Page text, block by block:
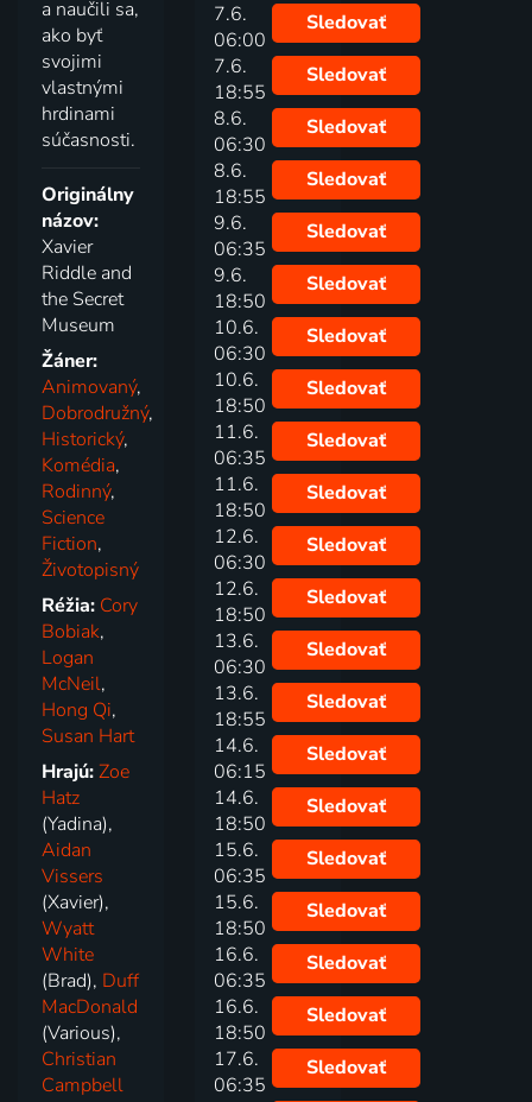
a naučili sa,
ako byť
svojimi
vlastnými
hrdinami
súčasnosti.
Originálny
názov:
Xavier
Riddle and
the Secret
Museum
Žáner:
Animovaný,
Dobrodružný,
Historický,
Komédia,
Rodinný,
Science
Fiction,
Životopisný
Réžia: Cory
Bobiak,
Logan
McNeil,
Hong Qi,
Susan Hart
Hrajú:Zoe
Hatz
(Yadina),
Aidan
Vissers
(Xavier),
Wyatt
White
(Brad), Duff
MacDonald
(Various),
Christian
Campbell
7.6.
06:00
Sledovať
7.6.
18:55
Sledovať
8.6.
06:30
Sledovať
8.6.
18:55
Sledovať
9.6.
06:35
Sledovať
9.6.
18:50
Sledovať
10.6.
06:30
Sledovať
10.6.
18:50
Sledovať
11.6.
06:35
Sledovať
11.6.
18:50
Sledovať
12.6.
06:30
Sledovať
12.6.
18:50
Sledovať
13.6.
06:30
Sledovať
13.6.
18:55
Sledovať
14.6.
06:15
Sledovať
14.6.
18:50
Sledovať
15.6.
06:35
Sledovať
15.6.
18:50
Sledovať
16.6.
06:35
Sledovať
16.6.
18:50
Sledovať
17.6.
06:35
Sledovať